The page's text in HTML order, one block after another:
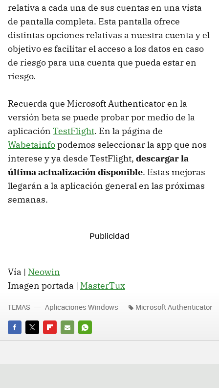
relativa a cada una de sus cuentas en una vista
de pantalla completa. Esta pantalla ofrece
distintas opciones relativas a nuestra cuenta y el
objetivo es facilitar el acceso a los datos en caso
de riesgo para una cuenta que pueda estar en
riesgo.
Recuerda que Microsoft Authenticator en la
versión beta se puede probar por medio de la
aplicación TestFlight. En la página de
Wabetainfopodemos seleccionar la app que nos
interese y ya desde TestFlight, descargar la
última actualización disponible. Estas mejoras
llegarán a la aplicación general en las próximas
semanas.
Vía | Neowin
Imagen portada | MasterTux
FACEBOOK
TWITTERFLIPBOARD
E-
WHATSAPP
TEMAS Aplicaciones Windows Microsoft Authenticator